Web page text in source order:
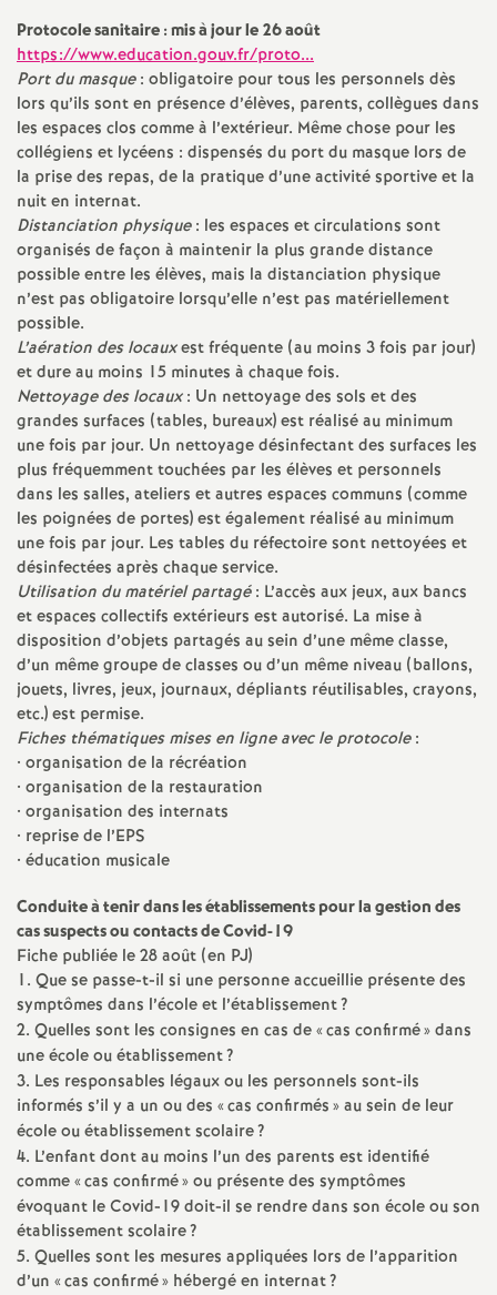
e
n
t
s
d
e
S
e
c
o
n
d
g
é
O
r
l
é
Protocole sanitaire : mis à jour le 26 août
https://www.education.gouv.fr/proto...
Port du masque: obligatoire pour tous les personnels dès
lors qu’ils sont en présence d’élèves, parents, collègues dans
les espaces clos comme à l’extérieur. Même chose pour les
collégiens et lycéens : dispensés du port du masque lors de
la prise des repas, de la pratique d’une activité sportive et la
nuit en internat.
Distanciation physique: les espaces et circulations sont
organisés de façon à maintenir la plus grande distance
possible entre les élèves, mais la distanciation physique
n’est pas obligatoire lorsqu’elle n’est pas matériellement
possible.
L’aération des locauxest fréquente (au moins 3 fois par jour)
et dure au moins 15 minutes à chaque fois.
Nettoyage des locaux: Un nettoyage des sols et des
grandes surfaces (tables, bureaux) est réalisé au minimum
une fois par jour. Un nettoyage désinfectant des surfaces les
plus fréquemment touchées par les élèves et personnels
dans les salles, ateliers et autres espaces communs (comme
les poignées de portes) est également réalisé au minimum
une fois par jour. Les tables du réfectoire sont nettoyées et
désinfectées après chaque service.
Utilisation du matériel partagé: L’accès aux jeux, aux bancs
et espaces collectifs extérieurs est autorisé. La mise à
disposition d’objets partagés au sein d’une même classe,
d’un même groupe de classes ou d’un même niveau (ballons,
jouets, livres, jeux, journaux, dépliants réutilisables, crayons,
etc.) est permise.
Fiches thématiques mises en ligne avec le protocole:
• organisation de la récréation
• organisation de la restauration
• organisation des internats
• reprise de l’EPS
• éducation musicale
Conduite à tenir dans les établissements pour la gestion des
cas suspects ou contacts de Covid-19
Fiche publiée le 28 août (en PJ)
1. Que se passe-t-il si une personne accueillie présente des
symptômes dans l’école et l’établissement?
2. Quelles sont les consignes en cas de «cas confirmé» dans
une école ou établissement?
3. Les responsables légaux ou les personnels sont-ils
informés s’il y a un ou des «cas confirmés» au sein de leur
école ou établissement scolaire?
4. L’enfant dont au moins l’un des parents est identifié
comme «cas confirmé» ou présente des symptômes
évoquant le Covid-19 doit-il se rendre dans son école ou son
établissement scolaire?
5. Quelles sont les mesures appliquées lors de l’apparition
d’un «cas confirmé» hébergé en internat?